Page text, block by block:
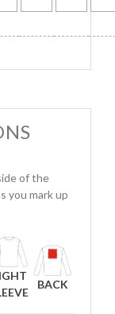
of the
you mark up
BACK